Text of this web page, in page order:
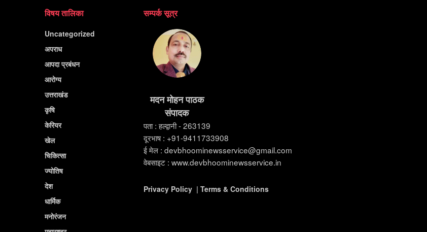
विषय तालिका
Uncategorized
अपराध
आपदा प्रबंधन
आरोग्य
उत्तराखंड
कृषि
केरियर
खेल
चिकित्सा
ज्योतिष
देश
धार्मिक
मनोरंजन
सम्पर्क सूत्र
मदन मोहन पाठक
संपादक
पता : हल्द्वानी - 263139
दूरभाष : +91-9411733908
ई मेल : devbhoominewsservice@gmail.com
वेबसाइट : www.devbhoominewsservice.in
Privacy Policy| Terms & Conditions